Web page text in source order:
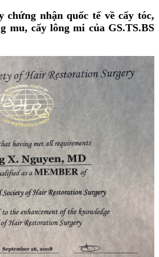
chứng nhận quốc tế về cấy tóc,
mu, cấy lông mi của GS.TS.BS